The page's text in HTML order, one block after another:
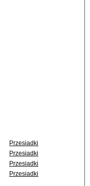
Przesiadki
Przesiadki
Przesiadki
Przesiadki